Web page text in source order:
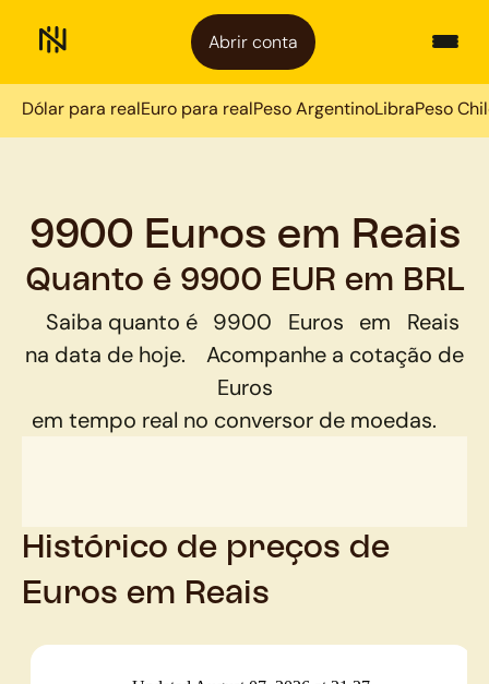
Abrir conta
Dólar para realEuro para realPeso ArgentinoLibraPeso
9900 Euros em Reais
Quanto é 9900 EUR em BRL
Saiba quanto é 9900 Euros em
Reais
na data de hoje.
Acompanhe a cotação de
Euros
em tempo real no conversor de moedas.
Histórico de preços de
Euros em Reais